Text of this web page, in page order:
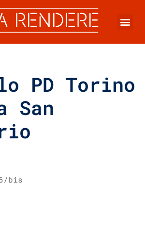
PD Torino
San
bis